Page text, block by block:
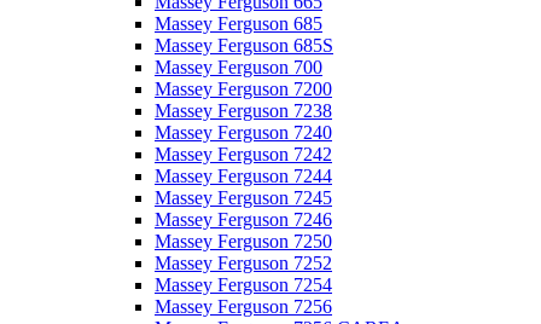
Massey Ferguson 685
Massey Ferguson 685S
Massey Ferguson 700
Massey Ferguson 7200
Massey Ferguson 7238
Massey Ferguson 7240
Massey Ferguson 7242
Massey Ferguson 7244
Massey Ferguson 7245
Massey Ferguson 7246
Massey Ferguson 7250
Massey Ferguson 7252
Massey Ferguson 7254
Massey Ferguson 7256